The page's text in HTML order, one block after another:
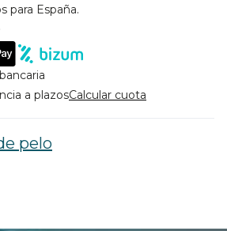
para España.
a plazosCalcular cuota
pelo